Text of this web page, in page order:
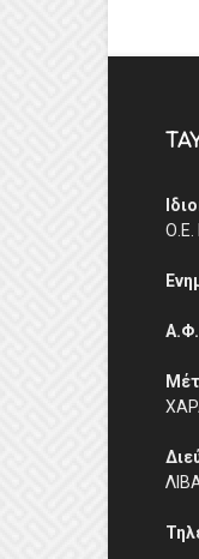
Ο.Ε.